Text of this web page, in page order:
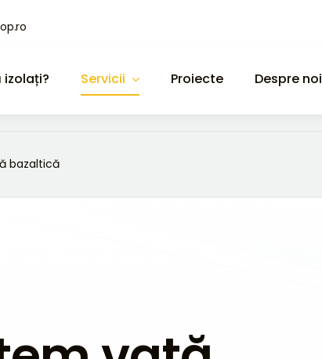
izolați? Servicii Proiecte Despre noi
bazaltică